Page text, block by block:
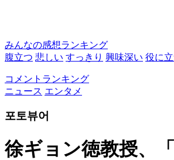
みんなの感想ランキング
腹立つ 悲しい すっきり 興味深い 役に
コメントランキング
ニュース エンタメ
포토뷰어
徐ギョン徳教授、